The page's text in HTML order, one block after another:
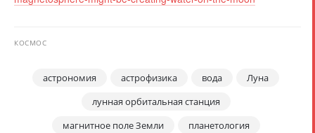
КОСМОС
астрономия астрофизика вода
Луна
лунная орбитальная станция
магнитное поле Земли
планетология